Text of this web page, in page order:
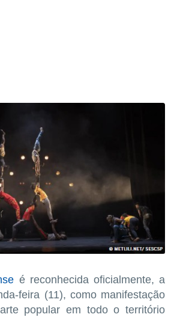
é reconhecida oficialmente, a
feira (11), como manifestação
popular em todo o território